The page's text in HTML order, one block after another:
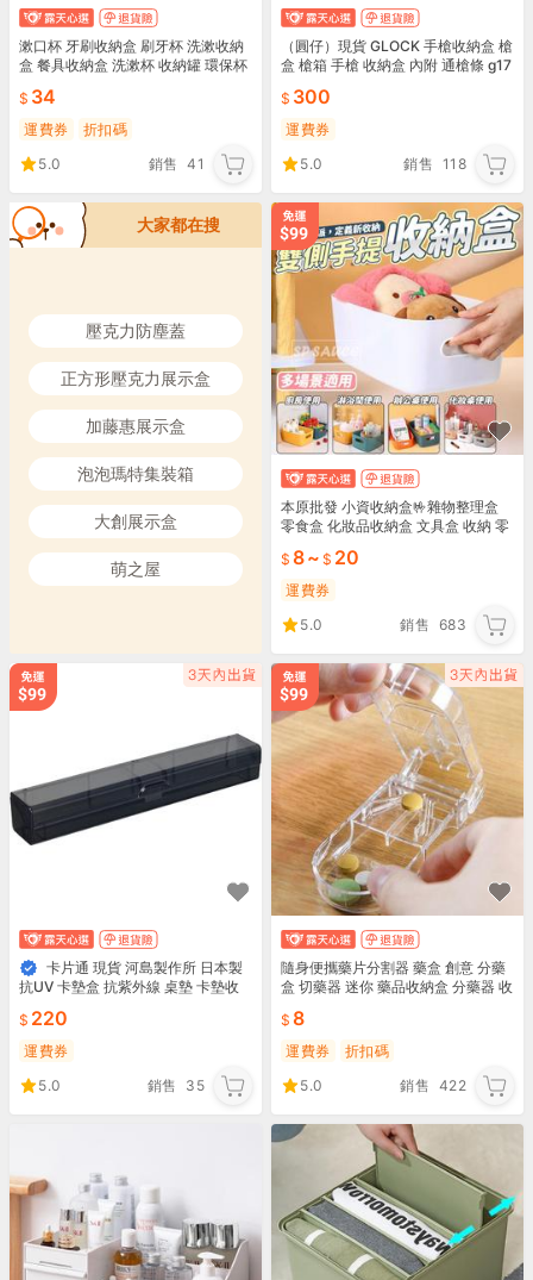
漱口杯 牙刷收納盒 刷牙杯 洗漱收納
盒 餐具收納盒 洗漱杯 收納罐 環保杯
人34
運費券
折扣碼
5.0
銷售 41
（圓仔）現貨 GLOCK 手槍收納盒 槍
盒 槍箱 手槍 收納盒 內附 通槍條 g17
300
運費券
5.0
銷售 118
大家都在搜
壓克力防塵蓋
正方形壓克力展示盒
加藤惠展示盒
泡泡瑪特集裝箱
大創展示盒
萌之屋
本原批發 小資收納盒🤟雜物整理盒
零食盒 化妝品收納盒 文具盒 收納 零
233
8~ 20
運費券
5.0
銷售 683
卡片通 現貨 河島製作所 日本製
抗UV 卡墊盒 抗紫外線 桌墊 卡墊收
220
運費券
5.0
銷售 35
隨身便攜藥片分割器 藥盒 創意 分藥
盒 切藥器 迷你 藥品收納盒 分藥器 收
8
運費券
折扣碼
5.0
銷售 422